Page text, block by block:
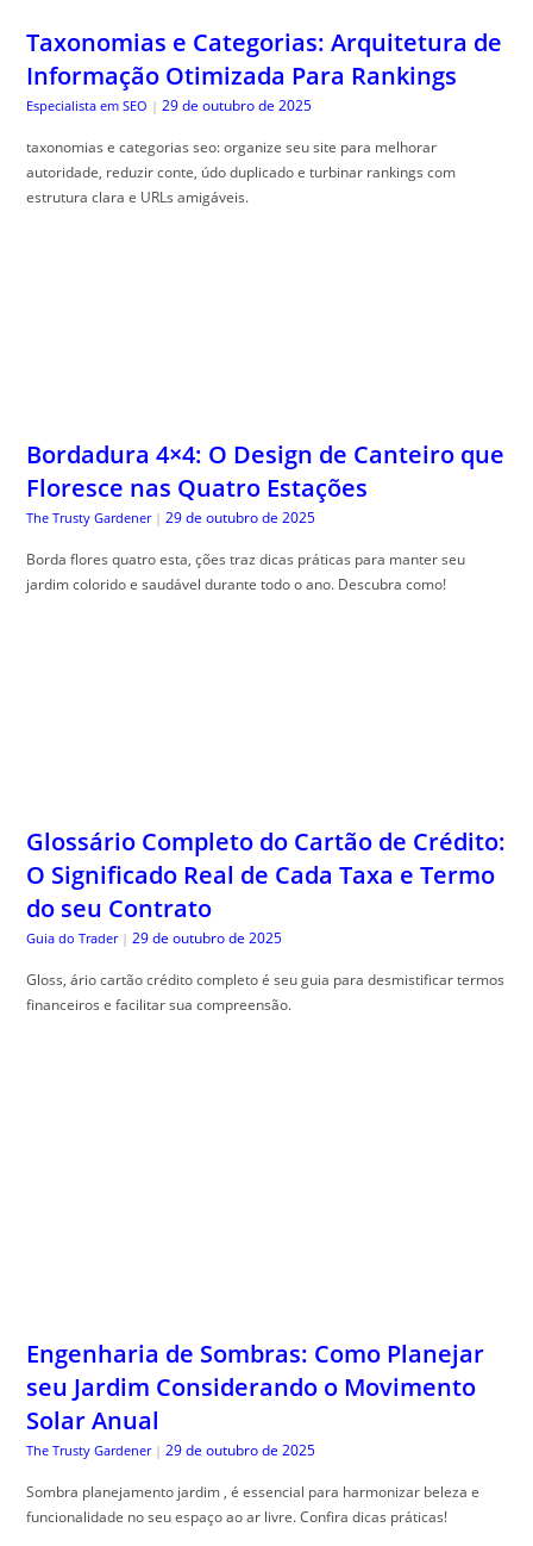
Taxonomias e Categorias: Arquitetura de
Informação Otimizada Para Rankings
Especialista em SEO | 29 de outubro de 2025
taxonomias e categorias seo: organize seu site para melhorar
autoridade, reduzir conte, údo duplicado e turbinar rankings com
estrutura clara e URLs amigáveis.
Bordadura 4×4: O Design de Canteiro que
Floresce nas Quatro Estações
The Trusty Gardener | 29 de outubro de 2025
Borda flores quatro esta, ções traz dicas práticas para manter seu
jardim colorido e saudável durante todo o ano. Descubra como!
Glossário Completo do Cartão de Crédito:
O Significado Real de Cada Taxa e Termo
do seu Contrato
Guia do Trader | 29 de outubro de 2025
Gloss, ário cartão crédito completo é seu guia para desmistificar termos
financeiros e facilitar sua compreensão.
Engenharia de Sombras: Como Planejar
seu Jardim Considerando o Movimento
Solar Anual
The Trusty Gardener | 29 de outubro de 2025
Sombra planejamento jardim , é essencial para harmonizar beleza e
funcionalidade no seu espaço ao ar livre. Confira dicas práticas!